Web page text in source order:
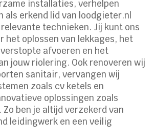
installaties, verhelpen
als erkend lid van loodgieter.nl
technieken. Jij kunt ons
het oplossen van lekkages, het
afvoeren en het
jouw riolering. Ook renoveren wij
sanitair, vervangen wij
zoals cv ketels en
oplossingen zoals
ben je altijd verzekerd van
leidingwerk en een veilig